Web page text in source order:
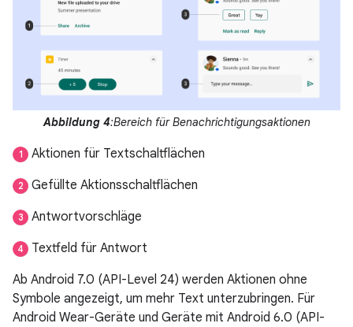
Abbildung 4:Bereich für Benachrichtigungsaktionen
1 Aktionen für Textschaltflächen
2 Gefüllte Aktionsschaltflächen
3 Antwortvorschläge
4
Textfeld für Antwort
Ab Android 7.0 (API-Level 24) werden Aktionen ohne
Symbole angezeigt, um mehr Text unterzubringen. Für
Android Wear-Geräte und Geräte mit Android 6.0 (API-